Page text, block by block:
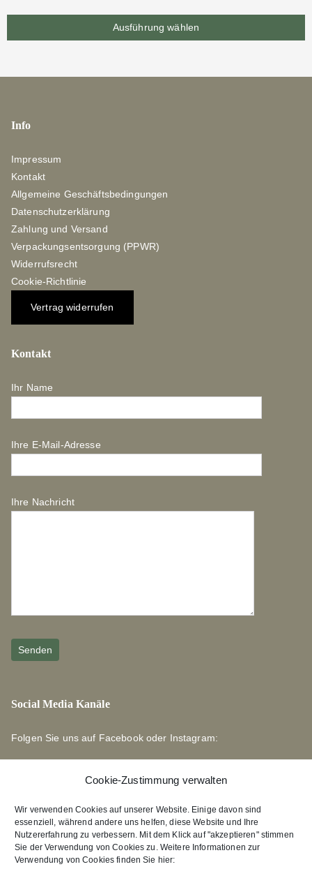
Cookie-Zustimmung verwalten
Wir verwenden Cookies auf unserer Website. Einige davon sind
essenziell, während andere uns helfen, diese Website und Ihre
Nutzererfahrung zu verbessern. Mit dem Klick auf "akzeptieren" stimmen
Sie der Verwendung von Cookies zu. Weitere Informationen zur
Verwendung von Cookies finden Sie hier:
Ausführung wählen
Info
Impressum
Kontakt
Allgemeine Geschäftsbedingungen
Datenschutzerklärung
Zahlung und Versand
Verpackungsentsorgung (PPWR)
Widerrufsrecht
Cookie-Richtlinie
Vertrag widerrufen
Kontakt
Ihr Name
Ihre E-Mail-Adresse
Ihre Nachricht
Social Media Kanäle
Folgen Sie uns auf Facebook oder Instagram:
Links zu unseren Partnerverlagen
Edition Bärenklau